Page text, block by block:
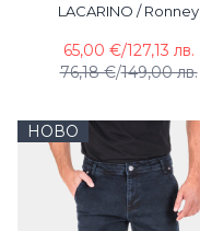
LACARINO / Ronney
76,18 €/149,00 лв.
65,00 €/127,13 лв.
НОВО